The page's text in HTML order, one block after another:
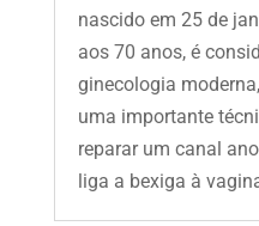
nascido em 25 de
aos 70 anos, é
ginecologia
uma importante
reparar um canal
liga a bexiga à